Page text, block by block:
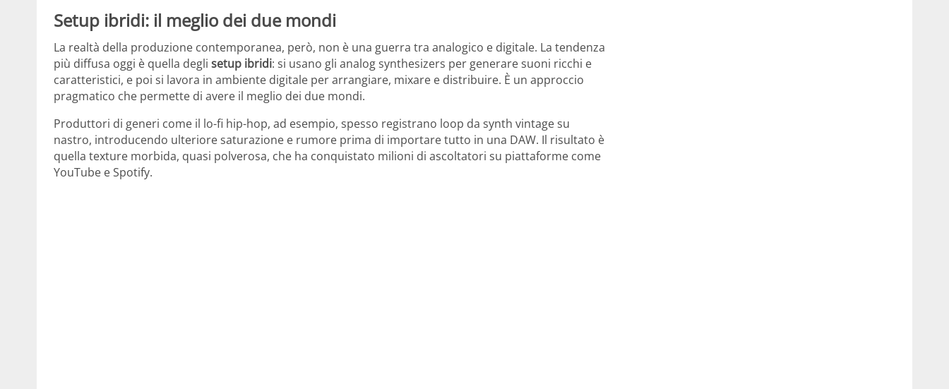
Setup ibridi: il meglio dei due mondi
La realtà della produzione contemporanea, però, non è una guerra tra analogico e digitale. La tendenza
più diffusa oggi è quella degli setup ibridi: si usano gli analog synthesizers per generare suoni ricchi e
caratteristici, e poi si lavora in ambiente digitale per arrangiare, mixare e distribuire. È un approccio
pragmatico che permette di avere il meglio dei due mondi.
Produttori di generi come il lo-fi hip-hop, ad esempio, spesso registrano loop da synth vintage su
nastro, introducendo ulteriore saturazione e rumore prima di importare tutto in una DAW. Il risultato è
quella texture morbida, quasi polverosa, che ha conquistato milioni di ascoltatori su piattaforme come
YouTube e Spotify.